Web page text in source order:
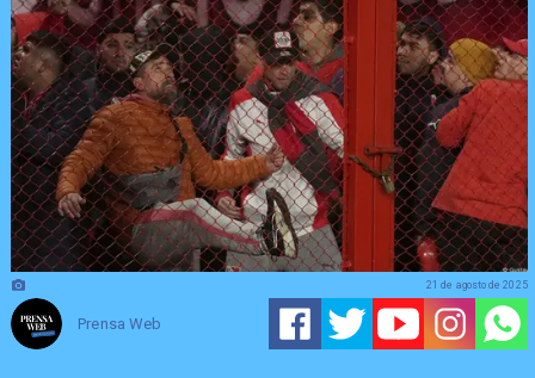
Prensa Web
21 de agosto de 2025